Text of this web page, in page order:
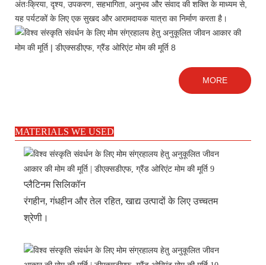
अंतःक्रिया, दृश्य, उपकरण, सहभागिता, अनुभव और संवाद की शक्ति के माध्यम से,
यह पर्यटकों के लिए एक सुखद और आरामदायक यात्रा का निर्माण करता है।
MORE
MATERIALS WE USED
प्लैटिनम सिलिकॉन
रंगहीन, गंधहीन और तेल रहित, खाद्य उत्पादों के लिए उच्चतम
श्रेणी।